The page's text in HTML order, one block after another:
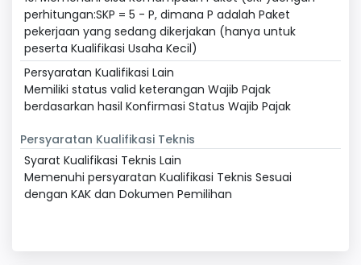
perhitungan:SKP = 5 - P, dimana P adalah Paket
pekerjaan yang sedang dikerjakan (hanya untuk
peserta Kualifikasi Usaha Kecil)
Persyaratan Kualifikasi Lain
Memiliki status valid keterangan Wajib Pajak
berdasarkan hasil Konfirmasi Status Wajib Pajak
Persyaratan Kualifikasi Teknis
Syarat Kualifikasi Teknis Lain
Memenuhi persyaratan Kualifikasi Teknis Sesuai
dengan KAK dan Dokumen Pemilihan